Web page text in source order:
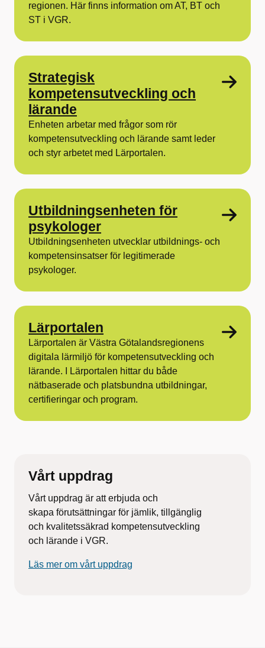
regionen.​ Här finns information om AT, BT och
ST i VGR.
Strategisk
kompetensutveckling och
lärande
Enheten arbetar med frågor som rör
kompetensutveckling och lärande samt leder
och styr arbetet med Lärportalen.
Utbildningsenheten för
psykologer
Utbildningsenheten utvecklar utbildnings- och
kompetensinsatser för legitimerade
psykologer.
Lärportalen
Lärportalen är Västra Götalandsregionens
digitala lärmiljö för kompetensutveckling och
lärande. I Lärportalen hittar du både
nätbaserade och platsbundna utbildningar,
certifieringar och program.
Vårt uppdrag
Vårt uppdrag är atterbjuda och
skapa förutsättningar för jämlik, tillgänglig
och kvalitetssäkrad kompetensutveckling
och lärande i VGR.
Läs mer om vårt uppdrag